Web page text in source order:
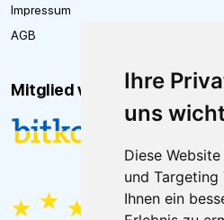
Ihre
uns
Diese
und Targeting
Ihnen ein
Impressum
AGB
Mitglied von